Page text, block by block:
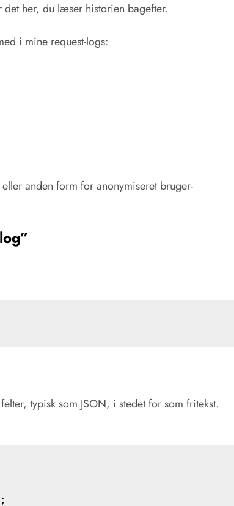
her, du læser historien bagefter.
i mine request-logs:
anden form for anonymiseret bruger-
typisk som JSON, i stedet for som fritekst.